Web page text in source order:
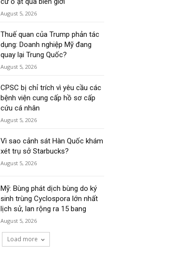
August 5, 2026
Thuế quan của Trump phản tác
dụng: Doanh nghiệp Mỹ đang
quay lại Trung Quốc?
August 5, 2026
CPSC bị chỉ trích vì yêu cầu các
bệnh viện cung cấp hồ sơ cấp
cứu cá nhân
August 5, 2026
Vì sao cảnh sát Hàn Quốc khám
xét trụ sở Starbucks?
August 5, 2026
Mỹ: Bùng phát dịch bùng do ký
sinh trùng Cyclospora lớn nhất
lịch sử, lan rộng ra 15 bang
August 5, 2026
Load more